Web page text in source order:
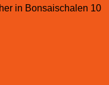
in Bonsaischalen 10